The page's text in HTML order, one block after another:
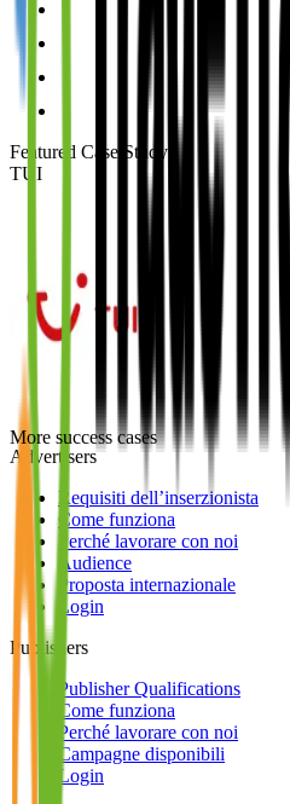
Featured Case Study
TUI
More success cases
Advertisers
Requisiti dell’inserzionista
Come funziona
Perché lavorare con noi
Audience
Proposta internazionale
Login
Publishers
Publisher Qualifications
Come funziona
Perché lavorare con noi
Campagne disponibili
Login